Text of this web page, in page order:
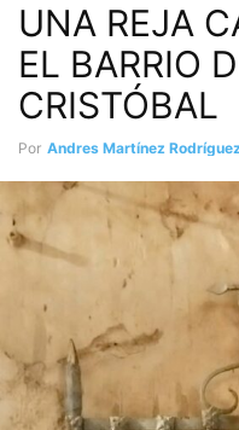
UNA REJA
EL BARRIO
CRISTÓBAL
Por Andres Martínez